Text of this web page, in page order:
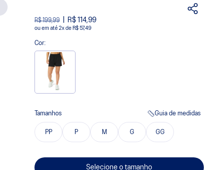
R$ 199,99 R$ 114,99
ou 2x de R$ 57,49
Cor:
Tamanhos Guia de medidas
PP P M G GG
Selecione o tamanho